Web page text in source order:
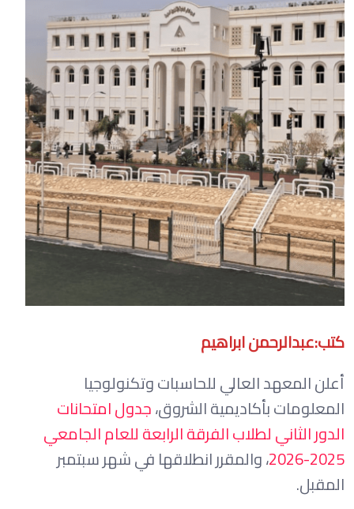
كتب:عبدالرحمن ابراهيم
أعلن المعهد العالي للحاسبات وتكنولوجيا
المعلومات بأكاديمية الشروق،جدول امتحانات
الدور الثاني لطلاب الفرقة الرابعة للعام الجامعي
2025-2026
، والمقرر انطلاقها في شهر سبتمبر
المقبل.